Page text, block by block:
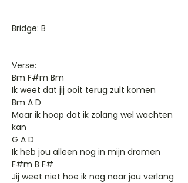
Bridge: B
Verse:
Bm F#m Bm
Ik weet dat jij ooit terug zult komen
Bm A D
Maar ik hoop dat ik zolang wel wachten
kan
G A D
Ik heb jou alleen nog in mijn dromen
F#m B F#
Jij weet niet hoe ik nog naar jou verlang